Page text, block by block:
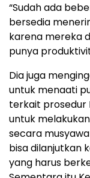
“Sudah ada
bersedia
karena mereka
punya
Dia juga
untuk menaati
terkait prosedur
untuk
secara
bisa dilanjutkan
yang harus